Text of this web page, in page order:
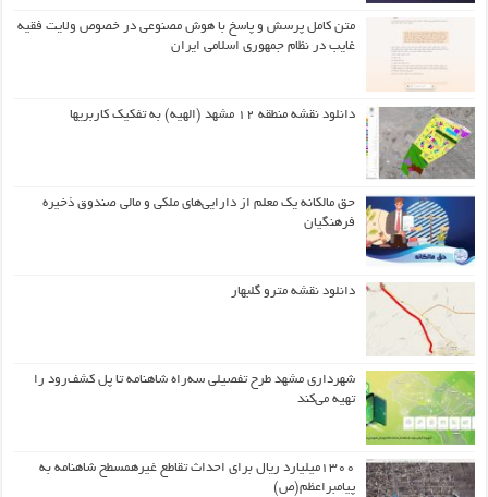
متن کامل پرسش و پاسخ با هوش مصنوعی در خصوص ولایت فقیه
غایب در نظام جمهوری اسلامی ایران
دانلود نقشه منطقه ۱۲ مشهد (الهیه) به تفکیک کاربریها
حق مالکانه یک معلم از دارایی‌های ملکی و مالی صندوق ذخیره
فرهنگیان
دانلود نقشه مترو گلبهار
شهرداری مشهد طرح تفصیلی سه‌راه شاهنامه تا پل کشف‌رود را
تهیه می‌کند
۱۳۰۰میلیارد ریال برای احداث تقاطع غیرهمسطح شاهنامه به
پیامبراعظم(ص)